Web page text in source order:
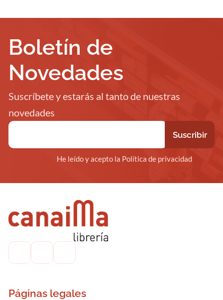
Boletín de
Novedades
Suscríbete y estarás al tanto de nuestras
novedades
He leído y acepto la Política de privacidad
Páginas legales